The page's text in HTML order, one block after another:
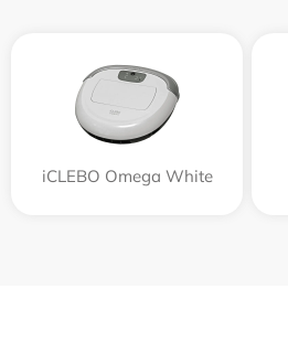
iCLEBO Omega White